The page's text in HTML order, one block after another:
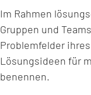
Im Rahmen
Gruppen und
Problemfelder
Lösungsideen für
benennen.